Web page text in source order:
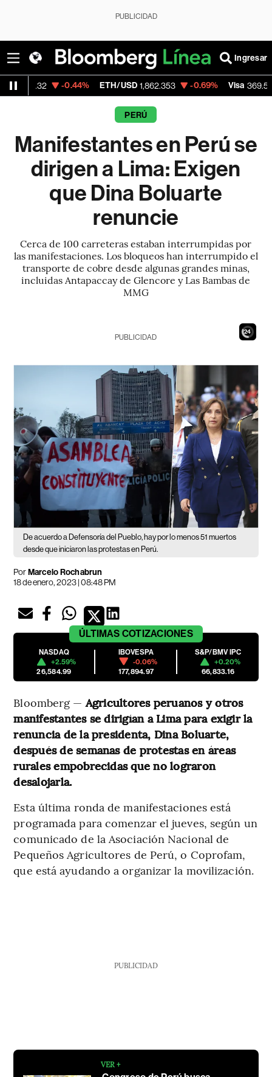
PUBLICIDAD
Ingresar
-0.44% ETH/USD 1,862.353 -0.69% Visa 369.59 +1.07%
PERÚ
Manifestantes en Perú se
dirigen a Lima: Exigen
que Dina Boluarte
renuncie
Cerca de 100 carreteras estaban interrumpidas por
las manifestaciones. Los bloqueos han interrumpido el
transporte de cobre desde algunas grandes minas,
incluidas Antapaccay de Glencore y Las Bambas de
MMG
22
PUBLICIDAD
De acuerdo a Defensoría del Pueblo, hay por lo menos 51 muertos
desde que iniciaron las protestas en Perú.
PorMarcelo Rochabrun
18 de enero, 2023 | 08:48 PM
ÚLTIMAS COTIZACIONES
NASDAQ
+2.59%
26,584.99
IBOVESPA
-0.06%
177,894.97
S&P/BMV IPC
+0.20%
66,833.16
Bloomberg —Agricultores peruanos y otros
manifestantes se dirigían a Lima para exigir la
renuncia de la presidenta, Dina Boluarte,
después de semanas de protestas en áreas
rurales empobrecidas que no lograron
desalojarla.
Esta última ronda de manifestaciones está
programada para comenzar el jueves, según un
comunicado de la Asociación Nacional de
Pequeños Agricultores de Perú, o Coprofam,
que está ayudando a organizar la movilización.
PUBLICIDAD
VER +